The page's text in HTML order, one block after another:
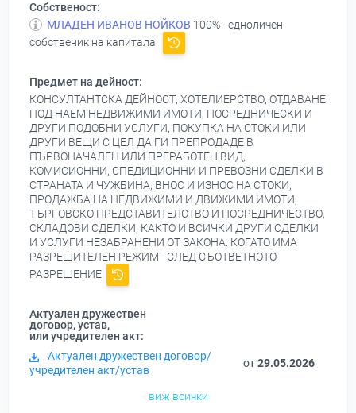
Собственост:
МЛАДЕН ИВАНОВ НОЙКОВ 100% - едноличен
собственик на капитала
Предмет на дейност:
КОНСУЛТАНТСКА ДЕЙНОСТ, ХОТЕЛИЕРСТВО, ОТДАВАНЕ
ПОД НАЕМ НЕДВИЖИМИ ИМОТИ, ПОСРЕДНИЧЕСКИ И
ДРУГИ ПОДОБНИ УСЛУГИ, ПОКУПКА НА СТОКИ ИЛИ
ДРУГИ ВЕЩИ С ЦЕЛ ДА ГИ ПРЕПРОДАДЕ В
ПЪРВОНАЧАЛЕН ИЛИ ПРЕРАБОТЕН ВИД,
КОМИСИОННИ, СПЕДИЦИОННИ И ПРЕВОЗНИ СДЕЛКИ В
СТРАНАТА И ЧУЖБИНА, ВНОС И ИЗНОС НА СТОКИ,
ПРОДАЖБА НА НЕДВИЖИМИ И ДВИЖИМИ ИМОТИ,
ТЪРГОВСКО ПРЕДСТАВИТЕЛСТВО И ПОСРЕДНИЧЕСТВО,
СКЛАДОВИ СДЕЛКИ, КАКТО И ВСИЧКИ ДРУГИ СДЕЛКИ
И УСЛУГИ НЕЗАБРАНЕНИ ОТ ЗАКОНА. КОГАТО ИМА
РАЗРЕШИТЕЛЕН РЕЖИМ - СЛЕД СЪОТВЕТНОТО
РАЗРЕШЕНИЕ
Актуален дружествен
договор, устав,
или учредителен акт:
Актуален дружествен договор/
учредителен акт/устав
от29.05.2026
виж всички